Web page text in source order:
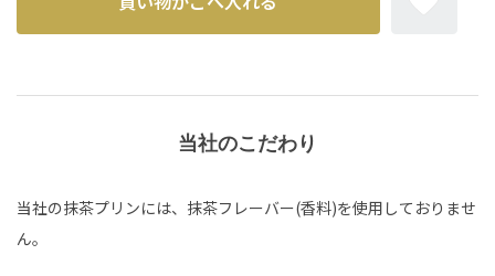
当社のこだわり
当社の抹茶プリンには、抹茶フレーバー(香料)を使用しておりませ
ん。